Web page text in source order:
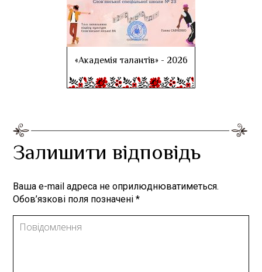
«Академія талантів» - 2026
Залишити відповідь
Ваша e-mail адреса не оприлюднюватиметься.
Обов’язкові поля позначені*